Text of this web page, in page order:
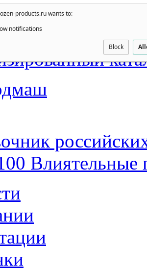
products.ru wants to:
notifications
Block
Влиятельные